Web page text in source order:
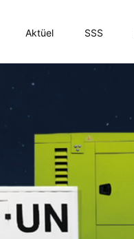
Aktüel SSS